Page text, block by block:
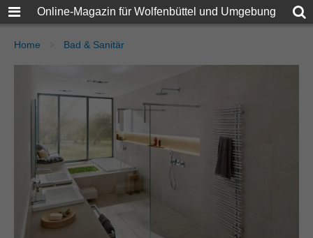
Online-Magazin für Wolfenbüttel und Umgebung
Home Bad & Sanitär